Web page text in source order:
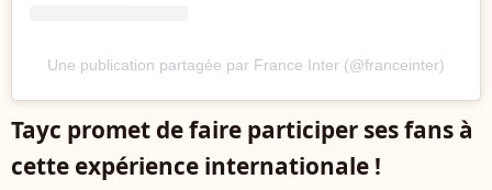
Une publication partagée par France Inter (@franceinter)
Tayc promet de faire participer ses fans à
cette expérience internationale !